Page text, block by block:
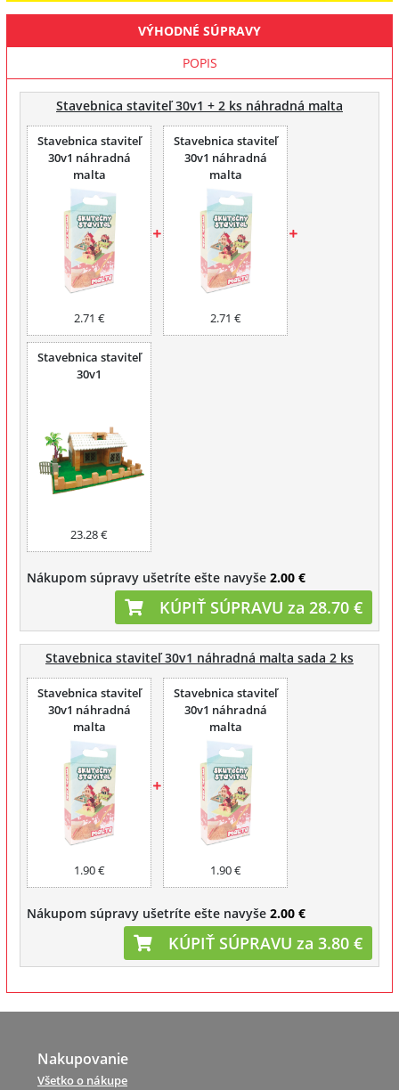
VÝHODNÉ SÚPRAVY
POPIS
Stavebnica staviteľ 30v1 + 2 ks náhradná malta
Stavebnica staviteľ
30v1 náhradná
malta
2.71 €
Stavebnica staviteľ
30v1 náhradná
malta
2.71 €
Stavebnica staviteľ
30v1
23.28 €
Nákupom súpravy ušetríte ešte navyše 2.00 €
KÚPIŤ SÚPRAVU za 28.70 €
Stavebnica staviteľ 30v1 náhradná malta sada 2 ks
Stavebnica staviteľ
30v1 náhradná
malta
1.90 €
Stavebnica staviteľ
30v1 náhradná
malta
1.90 €
Nákupom súpravy ušetríte ešte navyše 2.00 €
KÚPIŤ SÚPRAVU za 3.80 €
Nakupovanie
Všetko o nákupe